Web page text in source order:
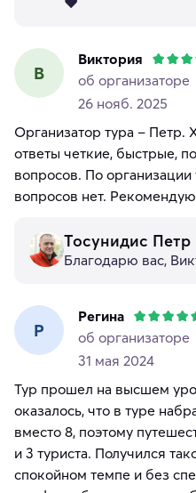
В
Виктория
об организаторе
26 нояб. 2025
Организатор тура –
ответы четкие, быстрые,
вопросов. По организации
вопросов нет.
Тосунидис Петр
Благодарю вас,
Р
Регина
об организаторе
31 мая 2024
Тур прошел на высшем
оказалось, что в туре
вместо 8, поэтому
и 3 туриста. Получился
спокойном темпе и без